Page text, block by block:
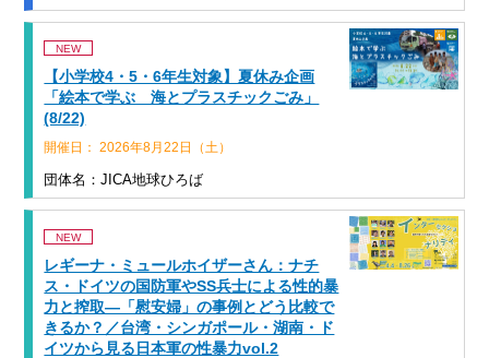
NEW
【小学校4・5・6年生対象】夏休み企画
「絵本で学ぶ 海とプラスチックごみ」
(8/22)
開催日： 2026年8月22日（土）
団体名：JICA地球ひろば
NEW
レギーナ・ミュールホイザーさん：ナチ
ス・ドイツの国防軍やSS兵士による性的暴
力と搾取―「慰安婦」の事例とどう比較で
きるか？／台湾・シンガポール・湖南・ド
イツから見る日本軍の性暴力vol.2